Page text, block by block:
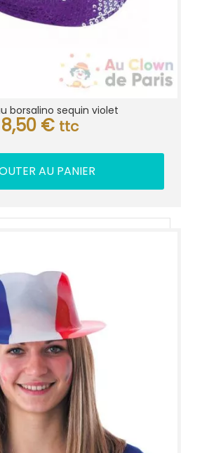
borsalino sequin violet
8,50 € ttc
AU PANIER